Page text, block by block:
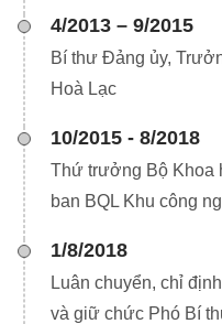
4/2013 – 9/2015
Bí thư Đảng ủy,
Hoà Lạc
10/2015 - 8/2018
Thứ trưởng Bộ Khoa
ban BQL Khu công
1/8/2018
Luân chuyển, chỉ
và giữ chức Phó Bí